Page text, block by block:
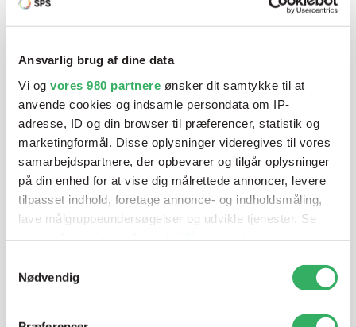
Ansvarlig brug af dine data
Vi og vores 980 partnere ønsker dit samtykke til at
anvende cookies og indsamle persondata om IP-
adresse, ID og din browser til præferencer, statistik og
marketingformål. Disse oplysninger videregives til vores
samarbejdspartnere, der opbevarer og tilgår oplysninger
på din enhed for at vise dig målrettede annoncer, levere
tilpasset indhold, foretage annonce- og indholdsmåling,
lave målgruppeundersøgelser og udvikle tjenester. Se
tilbage eller ændre indstillinger fra vores
"Cookiedeklaration", eller ved at trykke på "Privacy
Nødvendig
Har du brug for hjælp? Vi sidder
klar ved telefonen
Vi tilbyder et bredt sortiment af produkter til
autolakering. Lige meget om du skal bruge en enkelt farve,
en sprøjtepistol eller om du har behov for en
blandeanlægsløsning, kan vi hjælpe dig.
Mandag - Torsdag
Fredag 07:00-13:45